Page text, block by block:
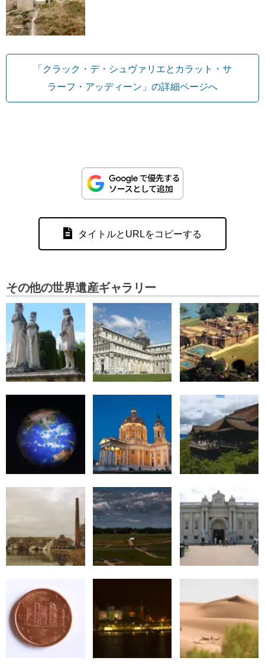
「クラック・デ・シュヴァリエとカラット・サ
ラーフ・アッディーン」の詳細ページへ
タイトルとURLをコピーする
その他の世界遺産ギャラリー